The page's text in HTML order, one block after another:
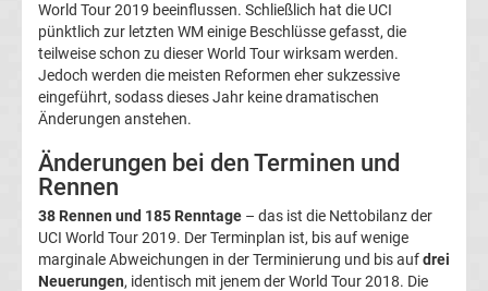
Bundesliga
Ergebnisse
Liga
Ergebnisse
World Tour 2019 beeinflussen. Schließlich hat die UCI
pünktlich zur letzten WM einige Beschlüsse gefasst, die
teilweise schon zu dieser World Tour wirksam werden.
Jedoch werden die meisten Reformen eher sukzessive
eingeführt, sodass dieses Jahr keine dramatischen
Änderungen anstehen.
Änderungen bei den Terminen und
Rennen
38 Rennen und 185 Renntage – das ist die Nettobilanz der
UCI World Tour 2019. Der Terminplan ist, bis auf wenige
marginale Abweichungen in der Terminierung und bis aufdrei
Neuerungen, identisch mit jenem der World Tour 2018. Die